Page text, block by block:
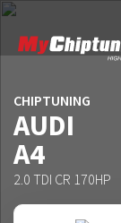
CHIPTUNING
AUDI
A4
2.0 TDI CR 170HP